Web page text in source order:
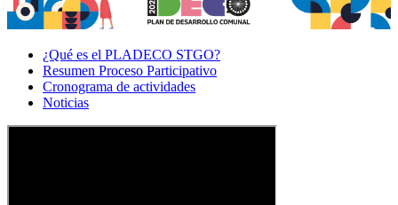
¿Qué es el PLADECO STGO?
Resumen Proceso Participativo
Cronograma de actividades
Noticias